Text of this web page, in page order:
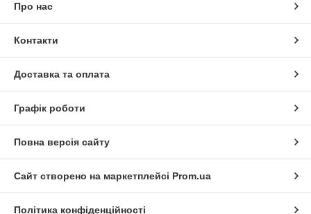
Про нас
Контакти
Доставка та оплата
Графік роботи
Повна версія сайту
Сайт створено на маркетплейсі Prom.ua
Політика конфіденційності